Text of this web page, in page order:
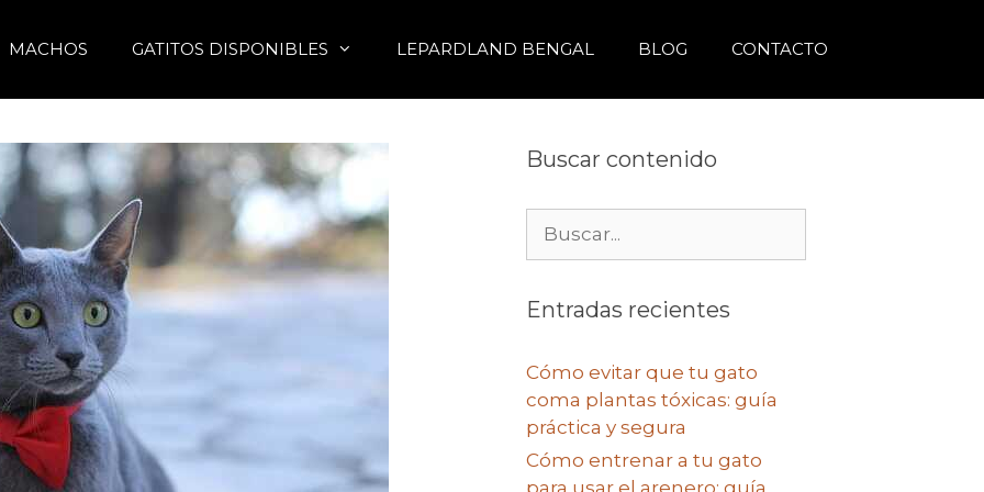
MACHOS GATITOS DISPONIBLES LEPARDLAND BENGAL BLOG CONTACTO
Buscar contenido
Entradas recientes
Cómo evitar que tu gato
coma plantas tóxicas: guía
práctica y segura
Cómo entrenar a tu gato
para usar el arenero: guía